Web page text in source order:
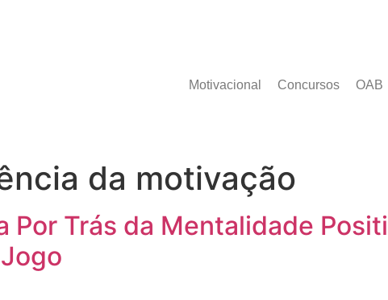
Motivacional Concursos OAB
da motivação
Por Trás da Mentalidade